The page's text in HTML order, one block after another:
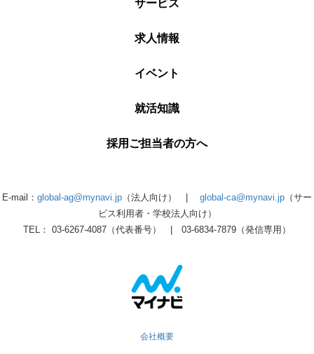
サービス
求人情報
イベント
就活知識
採用ご担当者の方へ
E-mail： global-ag@mynavi.jp （法人向け） | global-ca@mynavi.jp （サー
ビス利用者・学校法人向け）
TEL： 03-6267-4087（代表番号） | 03-6834-7879（発信専用）
会社概要